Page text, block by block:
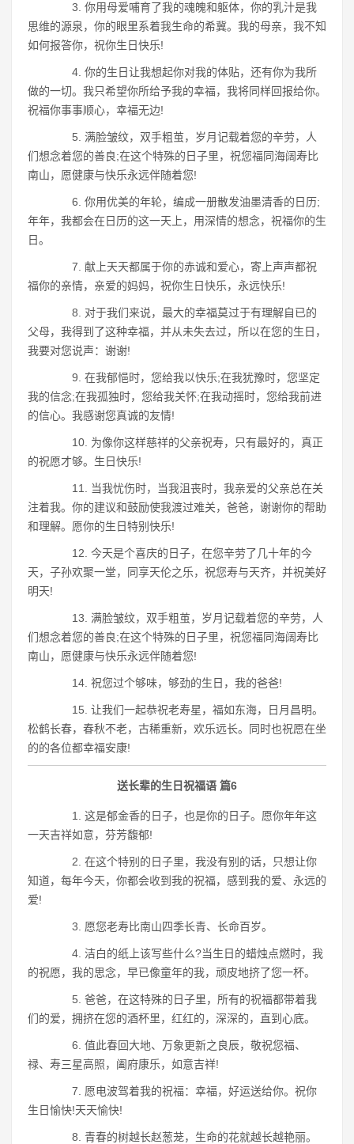
3. 你用母爱哺育了我的魂魄和躯体，你的乳汁是我
思维的源泉，你的眼里系着我生命的希冀。我的母亲，我不知
如何报答你，祝你生日快乐!
4. 你的生日让我想起你对我的体贴，还有你为我所
做的一切。我只希望你所给予我的幸福，我将同样回报给你。
祝福你事事顺心，幸福无边!
5. 满脸皱纹，双手粗茧，岁月记载着您的辛劳，人
们想念着您的善良;在这个特殊的日子里，祝您福同海阔寿比
南山，愿健康与快乐永远伴随着您!
6. 你用优美的年轮，编成一册散发油墨清香的日历;
年年，我都会在日历的这一天上，用深情的想念，祝福你的生
日。
7. 献上天天都属于你的赤诚和爱心，寄上声声都祝
福你的亲情，亲爱的妈妈，祝你生日快乐，永远快乐!
8. 对于我们来说，最大的幸福莫过于有理解自已的
父母，我得到了这种幸福，并从未失去过，所以在您的生日，
我要对您说声：谢谢!
9. 在我郁悒时，您给我以快乐;在我犹豫时，您坚定
我的信念;在我孤独时，您给我关怀;在我动摇时，您给我前进
的信心。我感谢您真诚的友情!
10. 为像你这样慈祥的父亲祝寿，只有最好的，真正
的祝愿才够。生日快乐!
11. 当我忧伤时，当我沮丧时，我亲爱的父亲总在关
注着我。你的建议和鼓励使我渡过难关，爸爸，谢谢你的帮助
和理解。愿你的生日特别快乐!
12. 今天是个喜庆的日子，在您辛劳了几十年的今
天，子孙欢聚一堂，同享天伦之乐，祝您寿与天齐，并祝美好
明天!
13. 满脸皱纹，双手粗茧，岁月记载着您的辛劳，人
们想念着您的善良;在这个特殊的日子里，祝您福同海阔寿比
南山，愿健康与快乐永远伴随着您!
14. 祝您过个够味，够劲的生日，我的爸爸!
15. 让我们一起恭祝老寿星，福如东海，日月昌明。
松鹤长春，春秋不老，古稀重新，欢乐远长。同时也祝愿在坐
的的各位都幸福安康!
送长辈的生日祝福语 篇6
1. 这是郁金香的日子，也是你的日子。愿你年年这
一天吉祥如意，芬芳馥郁!
2. 在这个特别的日子里，我没有别的话，只想让你
知道，每年今天，你都会收到我的祝福，感到我的爱、永远的
爱!
3. 愿您老寿比南山四季长青、长命百岁。
4. 洁白的纸上该写些什么?当生日的蜡烛点燃时，我
的祝愿，我的思念，早已像童年的我，顽皮地挤了您一杯。
5. 爸爸，在这特殊的日子里，所有的祝福都带着我
们的爱，拥挤在您的酒杯里，红红的，深深的，直到心底。
6. 值此春回大地、万象更新之良辰，敬祝您福、
禄、寿三星高照，阖府康乐，如意吉祥!
7. 愿电波驾着我的祝福：幸福，好运送给你。祝你
生日愉快!天天愉快!
8. 青春的树越长赵葱茏，生命的花就越长越艳丽。